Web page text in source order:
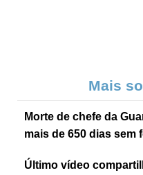
Mais
Morte de chefe da
mais de 650 dias sem
Último vídeo